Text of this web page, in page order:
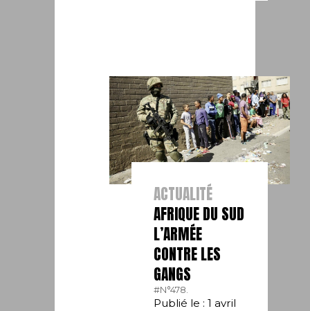
ACTUALITÉ
AFRIQUE DU SUD
L’ARMÉE
CONTRE LES
GANGS
#N°478.
Publié le : 1 avril